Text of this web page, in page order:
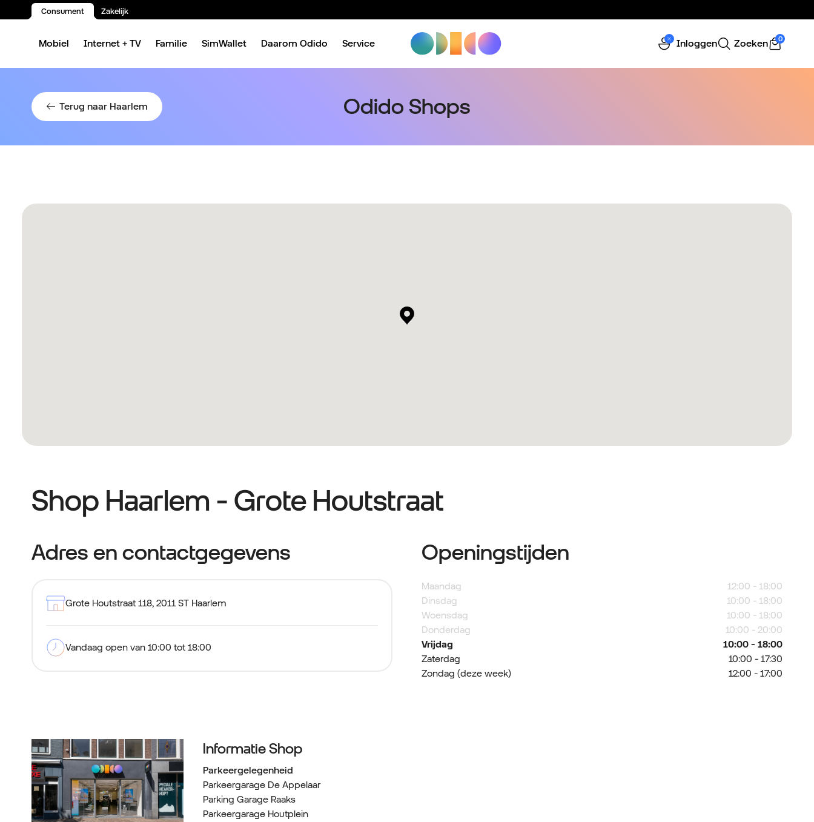
Consument Zakelijk
Mobiel Internet + TV Familie SimWallet Daarom Odido Service Inloggen Zoeken 0
Terug naar Haarlem Odido Shops
Shop Haarlem - Grote Houtstraat
Adres en contactgegevens
Grote Houtstraat 118, 2011 ST Haarlem
Vandaag open van 10:00 tot 18:00
Openingstijden
Maandag
Dinsdag
Woensdag
Donderdag
Vrijdag
Zaterdag
Zondag (deze week)
12:00 - 18:00
10:00 - 18:00
10:00 - 18:00
10:00 - 20:00
10:00 - 18:00
10:00 - 17:30
12:00 - 17:00
Informatie Shop
Parkeergelegenheid
Parkeergarage De Appelaar
Parking Garage Raaks
Parkeergarage Houtplein